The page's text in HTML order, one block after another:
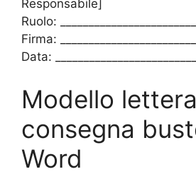
Responsabile]
Ruolo:
Firma:
Data:
Modello lettera
consegna
Word